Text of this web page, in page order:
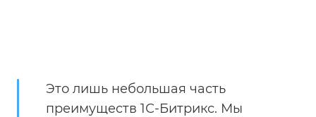
Это лишь небольшая часть
преимуществ 1С-Битрикс. Мы